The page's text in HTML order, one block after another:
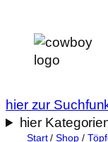
Inhalt
springen
hier zur
hier
Start/Shop/